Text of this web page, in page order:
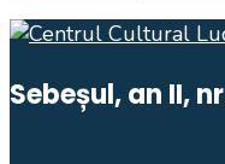
Sebeșul, an II,